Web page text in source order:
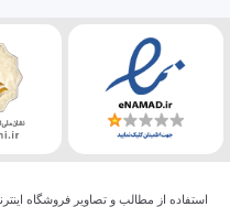
استفاده از مطالب و تصاویر فروشگاه